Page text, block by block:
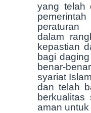
yang telah
peraturan
dalam
kepastian
bagi
benar-
syariat
dan telah
berkualitas
aman